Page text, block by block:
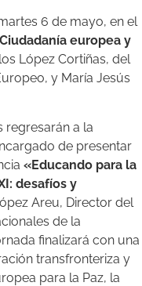
6 de mayo, en el
europea y
López Cortiñas, del
y María Jesús
regresarán a la
de presentar
«Educando para la
desafíos y
Areu, Director del
de la
finalizará con una
transfronteriza y
para la Paz, la